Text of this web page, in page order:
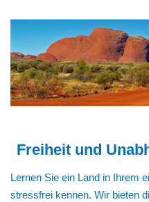
Freiheit und
Lernen Sie ein Land in Ihrem
stressfrei kennen. Wir bieten